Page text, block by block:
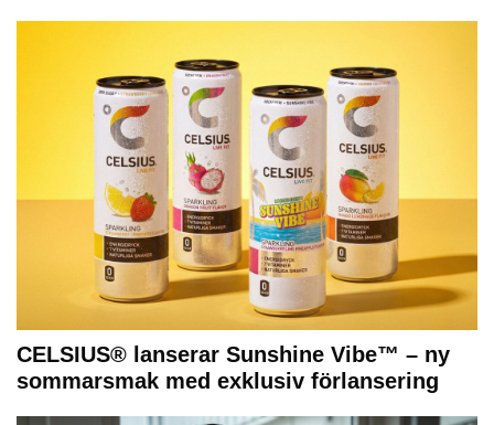
CELSIUS® lanserar Sunshine Vibe™ – ny
sommarsmak med exklusiv förlansering